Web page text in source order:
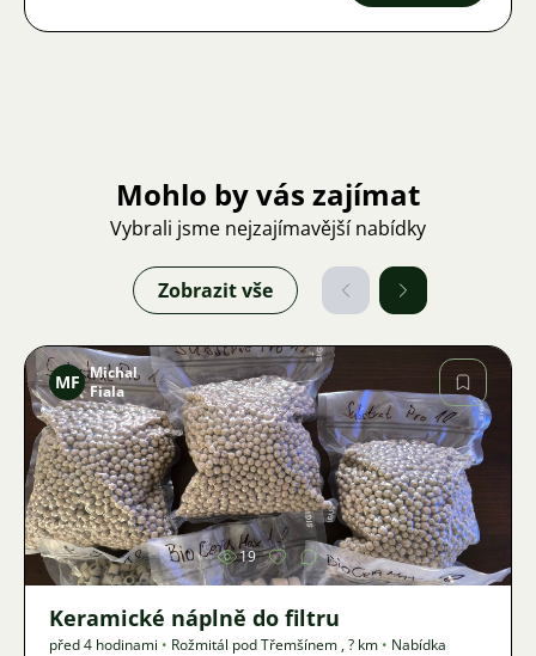
Mohlo by vás zajímat
Vybrali jsme nejzajímavější nabídky
Zobrazit vše
Obrázek
MF Michal
Fiala
19
Keramické náplně do filtru
před 4 hodinami • Rožmitál pod Třemšínem ,? km • Nabídka